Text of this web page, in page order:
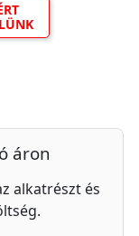
áron
alkatrészt és